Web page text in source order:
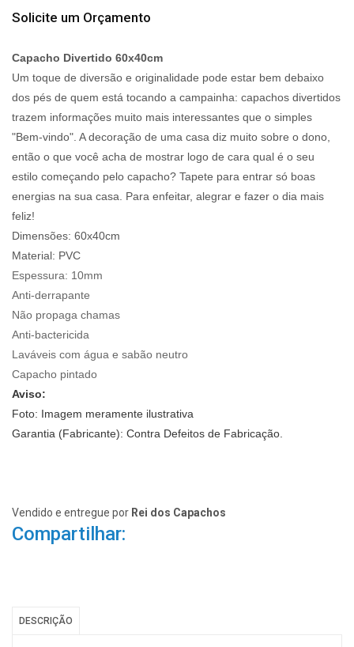
Solicite um Orçamento
Capacho Divertido 60x40cm
Um toque de diversão e originalidade pode estar bem debaixo
dos pés de quem está tocando a campainha: capachos divertidos
trazem informações muito mais interessantes que o simples
"Bem-vindo". A decoração de uma casa diz muito sobre o dono,
então o que você acha de mostrar logo de cara qual é o seu
estilo começando pelo capacho? Tapete para entrar só boas
energias na sua casa. Para enfeitar, alegrar e fazer o dia mais
feliz!
Dimensões: 60x40cm
Material: PVC
Espessura: 10mm
Anti-derrapante
Não propaga chamas
Anti-bactericida
Laváveis com água e sabão neutro
Capacho pintado
Aviso:
Foto: Imagem meramente ilustrativa
Garantia (Fabricante): Contra Defeitos de Fabricação.
Vendido e entregue por Rei dos Capachos
Compartilhar:
DESCRIÇÃO